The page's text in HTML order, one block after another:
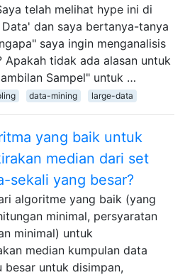
telah melihat hype ini di
dan saya bertanya-tanya
saya ingin menganalisis
Apakah tidak ada alasan untuk
Sampel" untuk …
data-mining large-data
yang baik untuk
median dari set
sekali yang besar?
algoritme yang baik (yang
minimal, persyaratan
minimal) untuk
median kumpulan data
besar untuk disimpan,